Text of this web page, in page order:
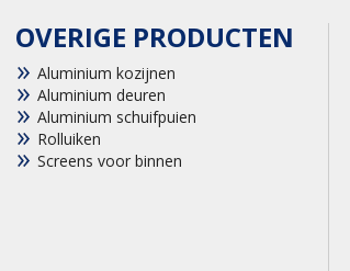
OVERIGE PRODUCTEN
Aluminium kozijnen
Aluminium deuren
Aluminium schuifpuien
Rolluiken
Screens voor binnen